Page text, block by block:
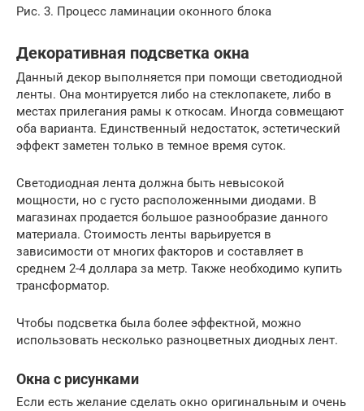
Рис. 3. Процесс ламинации оконного блока
Декоративная подсветка окна
Данный декор выполняется при помощи светодиодной
ленты. Она монтируется либо на стеклопакете, либо в
местах прилегания рамы к откосам. Иногда совмещают
оба варианта. Единственный недостаток, эстетический
эффект заметен только в темное время суток.
Светодиодная лента должна быть невысокой
мощности, но с густо расположенными диодами. В
магазинах продается большое разнообразие данного
материала. Стоимость ленты варьируется в
зависимости от многих факторов и составляет в
среднем 2-4 доллара за метр. Также необходимо купить
трансформатор.
Чтобы подсветка была более эффектной, можно
использовать несколько разноцветных диодных лент.
Окна с рисунками
Если есть желание сделать окно оригинальным и очень